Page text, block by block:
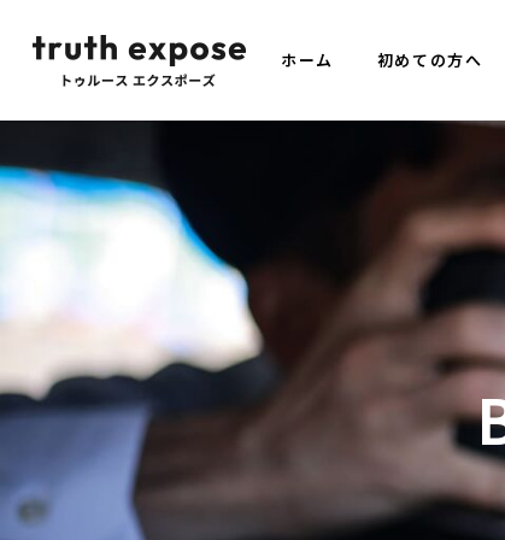
ホーム 初めての方へ
サンプルテキスト。サンプルテキス
ト。
サンプルテ